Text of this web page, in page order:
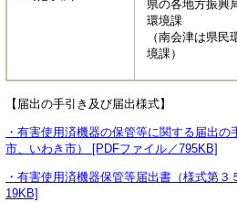
県の各地方振興
環境課
（南会津は県民
境課）
【届出の手引き及び届出様式】
・有害使用済機器の保管等に関する届出
市、いわき市） [PDFファイル／795KB]
・有害使用済機器保管等届出書（様式第３
19KB]